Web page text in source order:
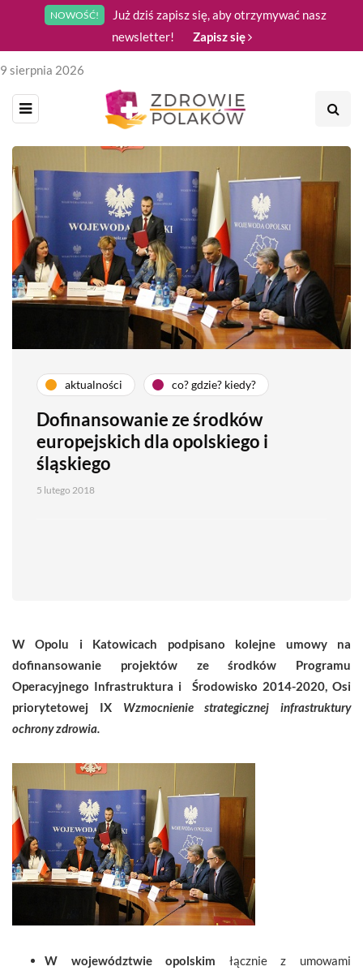
NOWOŚĆ!
Już dziś zapisz się, aby otrzymywać nasz
newsletter!
Zapisz się
9 sierpnia 2026
aktualności co? gdzie? kiedy?
Dofinansowanie ze środków
europejskich dla opolskiego i
śląskiego
5 lutego 2018
W Opolu i Katowicach podpisano kolejne umowy na
dofinansowanie projektów ze środków Programu
Operacyjnego Infrastruktura i Środowisko 2014-2020, Osi
priorytetowej IX Wzmocnienie strategicznej infrastruktury
ochrony zdrowia.
W województwie opolskim łącznie z umowami